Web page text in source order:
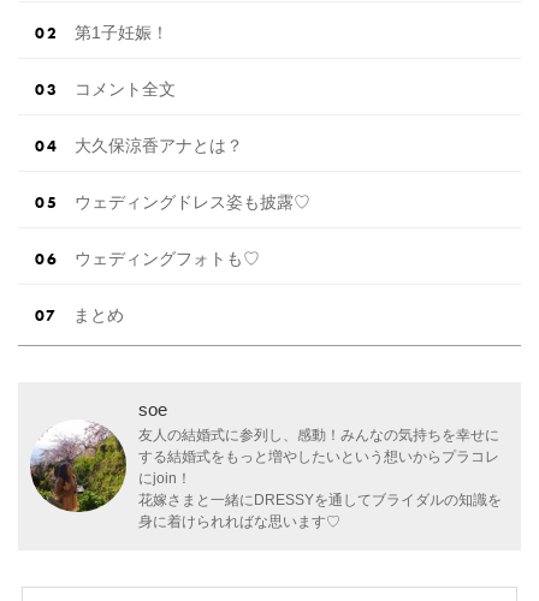
第1子妊娠！
コメント全文
大久保涼香アナとは？
ウェディングドレス姿も披露♡
ウェディングフォトも♡
まとめ
soe
友人の結婚式に参列し、感動！みんなの気持ちを幸せに
する結婚式をもっと増やしたいという想いからプラコレ
にjoin！
花嫁さまと一緒にDRESSYを通してブライダルの知識を
身に着けられればな思います♡